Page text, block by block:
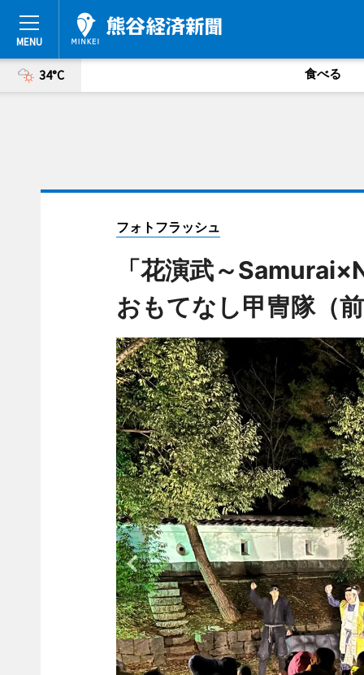
34°C 食べる
フォトフラッシュ
「花演武～
おもてなし甲冑隊（